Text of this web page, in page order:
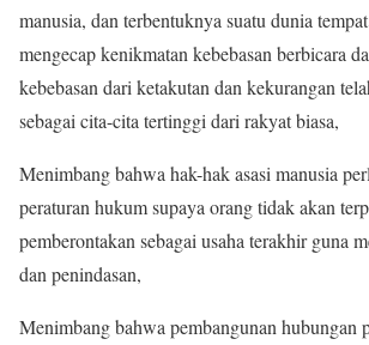
manusia, dan terbentuknya suatu dunia
mengecap kenikmatan kebebasan berbicara
kebebasan dari ketakutan dan kekurangan
sebagai cita-cita tertinggi dari rakyat biasa,
Menimbang bahwa hak-hak asasi manusia
peraturan hukum supaya orang tidak akan
pemberontakan sebagai usaha terakhir guna
dan penindasan,
Menimbang bahwa pembangunan hubungan